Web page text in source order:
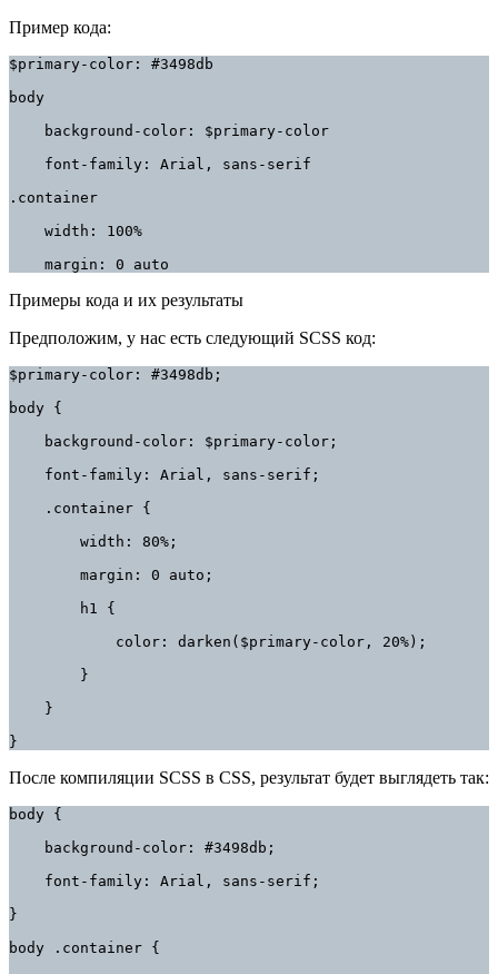
Пример кода:
$primary-color: #3498db
body
background-color: $primary-color
font-family: Arial, sans-serif
.container
width: 100%
margin: 0 auto
Примеры кода и их результаты
Предположим, у нас есть следующий SCSS код:
$primary-color: #3498db;
body {
background-color: $primary-color;
font-family: Arial, sans-serif;
.container {
width: 80%;
margin: 0 auto;
h1 {
color: darken($primary-color, 20%);
}
}
}
После компиляции SCSS в CSS, результат будет выглядеть так:
body {
background-color: #3498db;
font-family: Arial, sans-serif;
}
body .container {